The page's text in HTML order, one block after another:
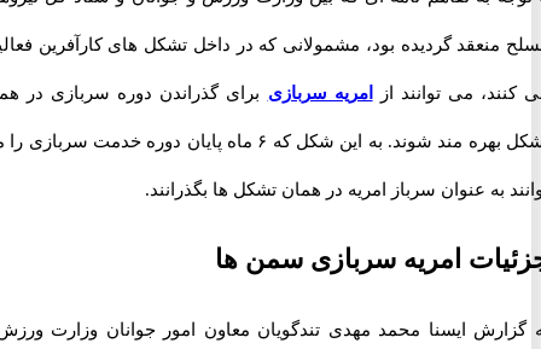
گردیده بود، مشمولانی که در داخل تشکل های کارآفرین فعالیت
می توانند ازامریه سربازیبرای گذراندن دوره سربازی در همان
تشکل بهره مند شوند. به این شکل که ۶ ماه پایان دوره خدمت سربازی را می
به عنوان سرباز امریه در همان تشکل ها بگذرانند.
امریه سربازی سمن ها
ایسنا محمد مهدی تندگویان معاون امور جوانان وزارت ورزش و